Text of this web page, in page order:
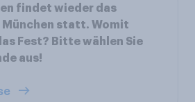
findet wieder das
statt. Womit
Fest? Bitte wählen Sie
aus!